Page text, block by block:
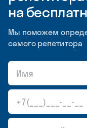
на
Мы поможем
самого репетитора